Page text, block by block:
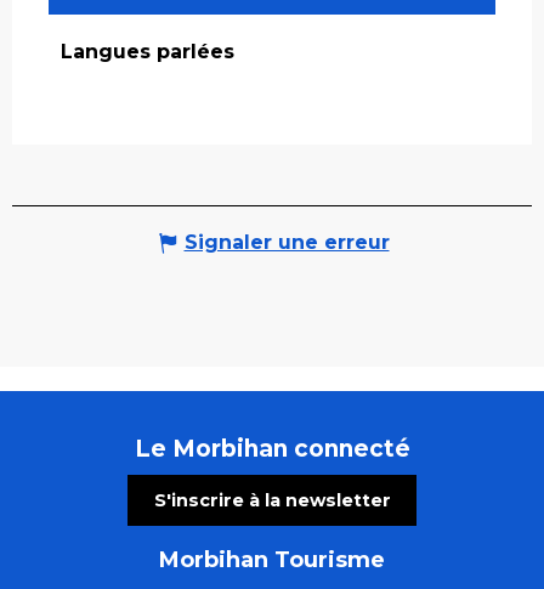
Langues parlées
Langues parlées
Signaler une erreur
Le Morbihan connecté
S'inscrire à la newsletter
Morbihan Tourisme